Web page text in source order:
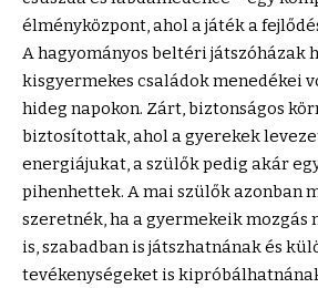
élményközpont, ahol a játék a
A hagyományos beltéri játszóházak
kisgyermekes családok menedékei
hideg napokon. Zárt, biztonságos
biztosítottak, ahol a gyerekek
energiájukat, a szülők pedig akár
pihenhettek. A mai szülők azonban
szeretnék, ha a gyermekeik
is, szabadban is játszhatnának és
tevékenységeket is